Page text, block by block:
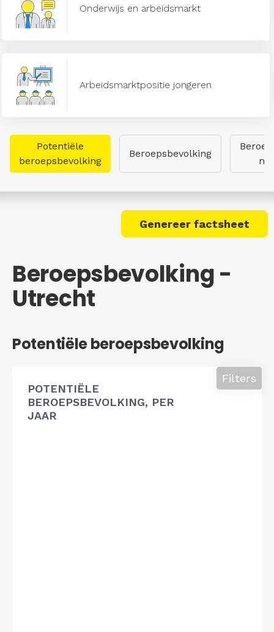
Onderwijs en arbeidsmarkt
Arbeidsmarktpositie jongeren
Potentiële
beroepsbevolking
Beroepsbevolking
Genereer factsheet
Beroepsbevolking -
Utrecht
Potentiële beroepsbevolking
POTENTIËLE
BEROEPSBEVOLKING, PER
JAAR
Filters